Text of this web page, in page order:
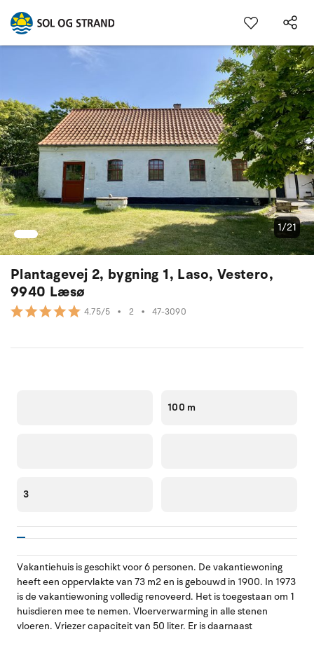
Plantagevej 2, bygning 1, Laso, Vestero,
9940 Læsø
4.75/5 • 2 • 47-3090
1/21
100 m
3
Vakantiehuis is geschikt voor 6 personen. De vakantiewoning
heeft een oppervlakte van 73 m2 en is gebouwd in 1900. In 1973
is de vakantiewoning volledig renoveerd. Het is toegestaan om 1
huisdieren mee te nemen. Vloerverwarming in alle stenen
vloeren. Vriezer capaciteit van 50 liter. Er is daarnaast